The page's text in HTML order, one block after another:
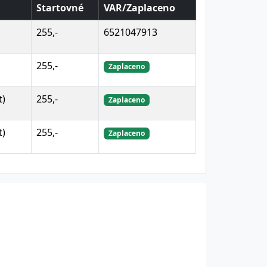
Startovné
VAR/Zaplaceno
255,-
6521047913
255,- Zaplaceno
255,- Zaplaceno
255,- Zaplaceno